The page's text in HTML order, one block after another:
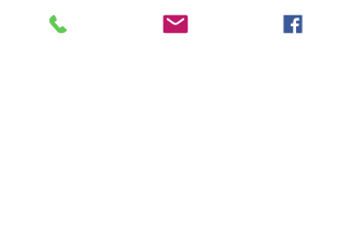
extensible con pinzas que te pescará si
pasas por delante de nuestra puerta y te